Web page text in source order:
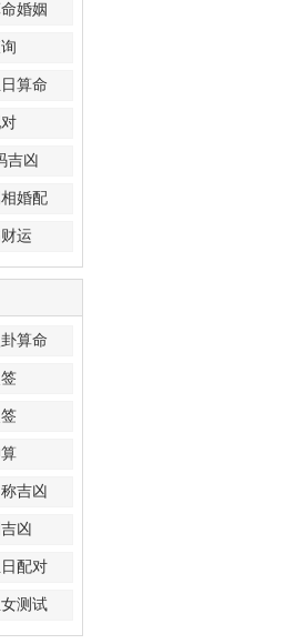
婚姻
算命
吉凶
婚配
运
算命
吉凶
凶
配对
测试